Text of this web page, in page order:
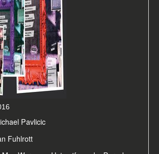
Pavlicic
Fuhlrott